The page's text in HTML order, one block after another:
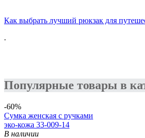
Как выбрать лучший рюкзак для
.
Популярные товары в
-60%
Сумка женская с ручками
эко-кожа 33-009-14
В наличии